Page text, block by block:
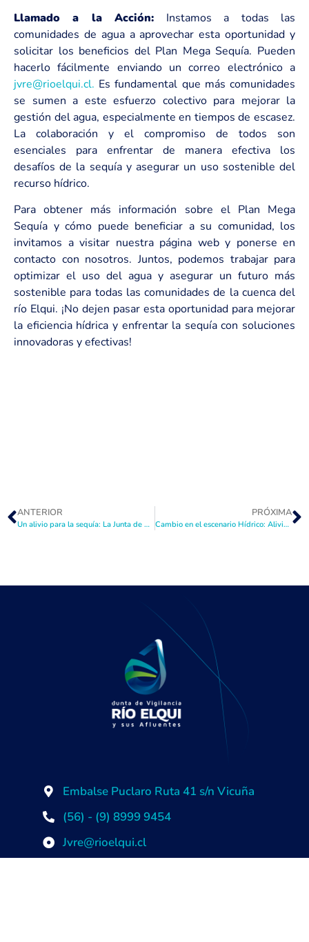
Llamado a la Acción: Instamos a todas las
comunidades de agua a aprovechar esta oportunidad y
solicitar los beneficios del Plan Mega Sequía. Pueden
hacerlo fácilmente enviando un correo electrónico a
jvre@rioelqui.cl. Es fundamental que más comunidades
se sumen a este esfuerzo colectivo para mejorar la
gestión del agua, especialmente en tiempos de escasez.
La colaboración y el compromiso de todos son
esenciales para enfrentar de manera efectiva los
desafíos de la sequía y asegurar un uso sostenible del
recurso hídrico.
Para obtener más información sobre el Plan Mega
Sequía y cómo puede beneficiar a su comunidad, los
invitamos a visitar nuestra página web y ponerse en
contacto con nosotros. Juntos, podemos trabajar para
optimizar el uso del agua y asegurar un futuro más
sostenible para todas las comunidades de la cuenca del
río Elqui. ¡No dejen pasar esta oportunidad para mejorar
la eficiencia hídrica y enfrentar la sequía con soluciones
innovadoras y efectivas!
ANTERIOR
Un alivio para la sequía: La Junta de Vigilancia del río Elqui logra recuperar 3 millones de metros cúbicos en el embalse Puclaro en un mes
PRÓXIMA
Cambio en el escenario Hídrico: Alivio, pero no Solución
Embalse Puclaro Ruta 41 s/n Vicuña
(56) - (9) 8999 9454
Jvre@rioelqui.cl